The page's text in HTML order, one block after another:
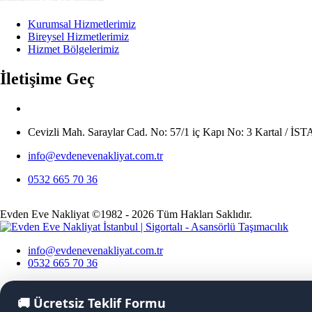
Kurumsal Hizmetlerimiz
Bireysel Hizmetlerimiz
Hizmet Bölgelerimiz
İletişime Geç
Cevizli Mah. Saraylar Cad. No: 57/1 iç Kapı No: 3 Kartal /
info@evdenevenakliyat.com.tr
0532 665 70 36
Evden Eve Nakliyat ©1982 - 2026 Tüm Hakları Saklıdır.
info@evdenevenakliyat.com.tr
0532 665 70 36
🚚 Ücretsiz Teklif Formu